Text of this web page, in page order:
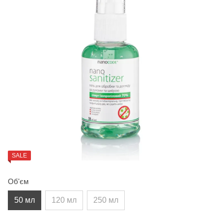
SALE
Об'єм
50 мл 120 мл 250 мл